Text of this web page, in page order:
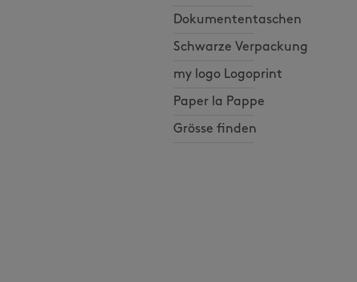
Dokumententaschen
Schwarze Verpackung
my logo Logoprint
Paper la Pappe
Grösse finden